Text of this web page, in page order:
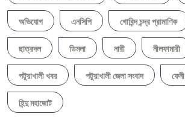
অভিযোগ এনসিপি গোবিন্দ চন্দ্র প্রামাণিক
ছাত্রদল ডিমলা নারী নীলফামারী
পটুয়াখালী খবর পটুয়াখালী জেলা সংবাদ ফেনী
হিন্দু মহাজোট